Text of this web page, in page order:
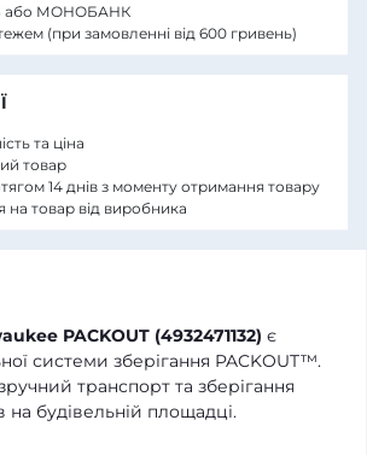
PACKOUT (4932471132) є
системи зберігання PACKOUT™.
транспорт та зберігання
на будівельній площадці.
або МОНОБАНК
(при замовленні від 600 гривень)
та ціна
товар
14 днів з моменту отримання товару
на товар від виробника